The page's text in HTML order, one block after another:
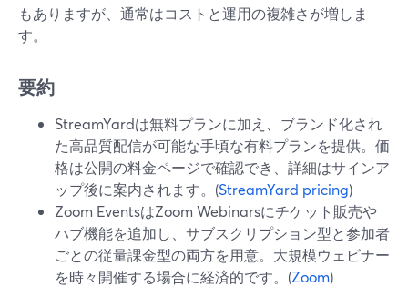
もありますが、通常はコストと運用の複雑さが増しま
す。
要約
StreamYardは無料プランに加え、ブランド化され
た高品質配信が可能な手頃な有料プランを提供。価
格は公開の料金ページで確認でき、詳細はサインア
ップ後に案内されます。(StreamYard pricing)
Zoom EventsはZoom Webinarsにチケット販売や
ハブ機能を追加し、サブスクリプション型と参加者
ごとの従量課金型の両方を用意。大規模ウェビナー
を時々開催する場合に経済的です。(Zoom)